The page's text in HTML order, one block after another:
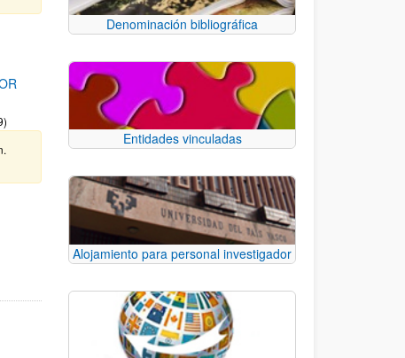
para desplazarse.
Denominación bibliográfica
Entidades vinculadas
Alojamiento para personal investigador